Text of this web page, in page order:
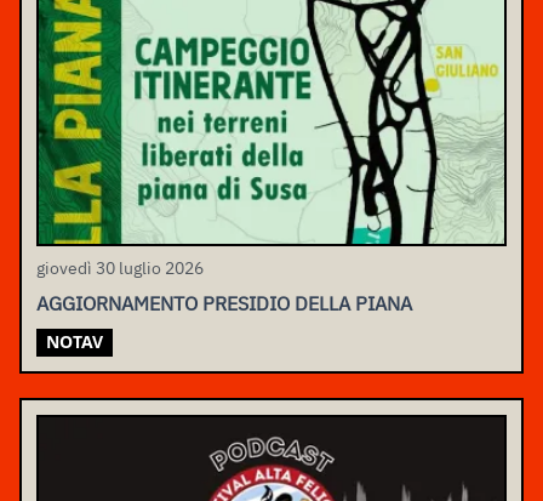
giovedì 30 luglio 2026
AGGIORNAMENTO PRESIDIO DELLA PIANA
NOTAV